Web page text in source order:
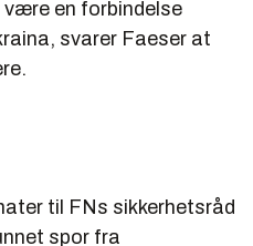
være en forbindelse
svarer Faeser at
til FNs sikkerhetsråd
spor fra